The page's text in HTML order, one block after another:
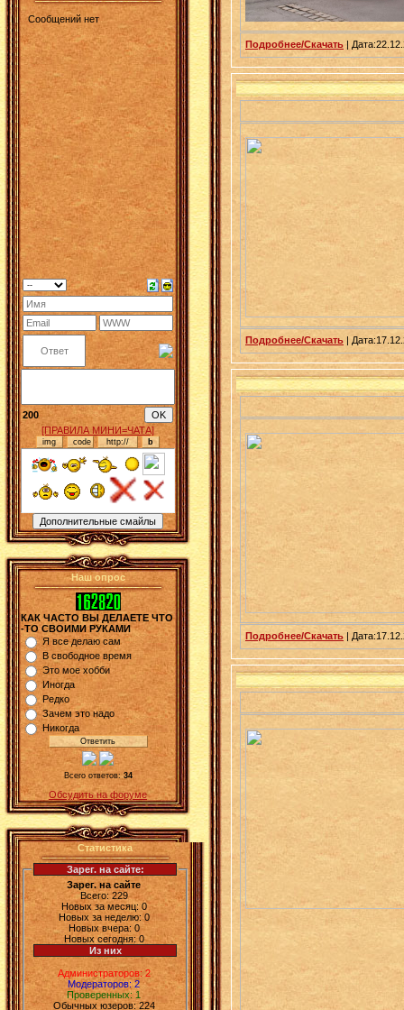
200
[ПРАВИЛА МИНИ=ЧАТА]
Наш опрос
КАК ЧАСТО ВЫ ДЕЛАЕТЕ ЧТО
-ТО СВОИМИ РУКАМИ
Я все делаю сам
В свободное время
Это мое хобби
Иногда
Редко
Зачем это надо
Никогда
Всего ответов:34
Обсудить на форуме
Статистика
Зарег. на сайте:
Зарег. на сайте
Всего: 229
Новых за месяц: 0
Новых за неделю: 0
Новых вчера: 0
Новых сегодня: 0
Из них
Администраторов: 2
Модераторов: 2
Проверенных: 1
Обычных юзеров: 224
Подробнее/Скачать |
Подробнее/Скачать |
Подробнее/Скачать |